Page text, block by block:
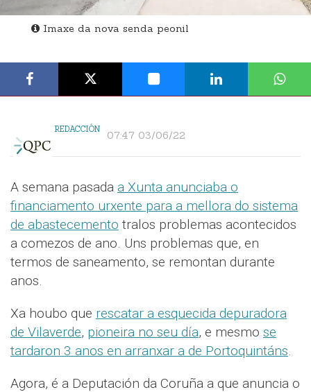
Imaxe da nova senda peonil
REDACCIÓN 07:47 03/06/22
A semana pasada a Xunta anunciaba o
financiamento urxente para a mellora do sistema
de abastecemento tralos problemas acontecidos
a comezos de ano. Uns problemas que, en
termos de saneamento, se remontan durante
anos.
Xa houbo que rescatar a esquecida depuradora
de Vilaverde, pioneira no seu día, e mesmo se
tardaron 3 anos en arranxar a de Portoquintáns.
Agora, é a Deputación da Coruña a que anuncia o